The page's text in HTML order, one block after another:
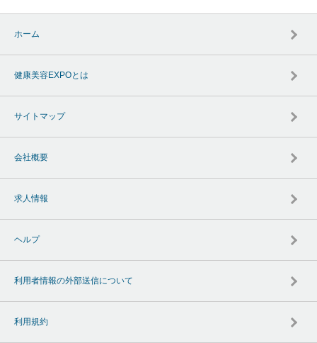
ホーム
健康美容EXPOとは
サイトマップ
会社概要
求人情報
ヘルプ
利用者情報の外部送信について
利用規約